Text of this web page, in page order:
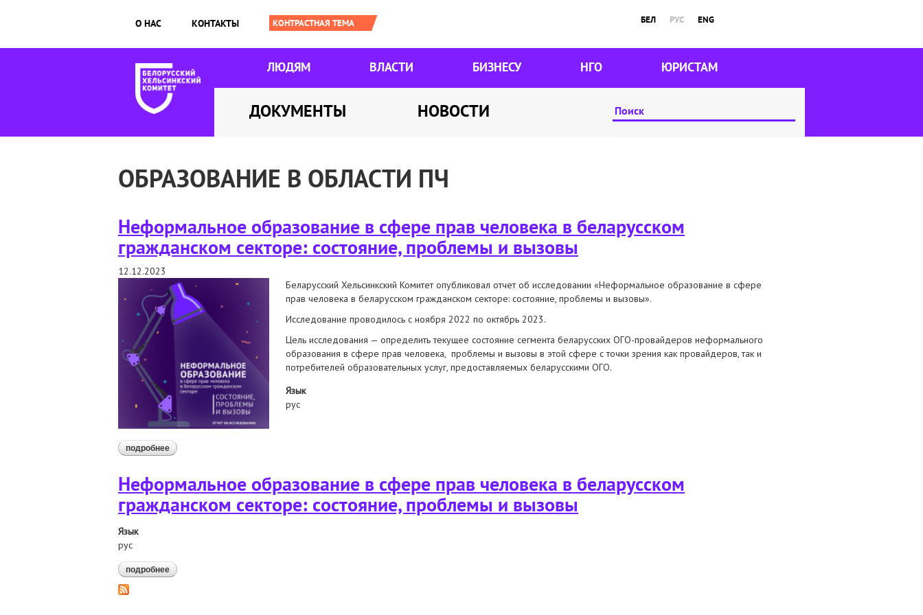
О НАС КОНТАКТЫ БЕЛ РУС ENG
ЛЮДЯМ ВЛАСТИ БИЗНЕСУ НГО ЮРИСТАМ
ДОКУМЕНТЫ НОВОСТИ
ОБРАЗОВАНИЕ В ОБЛАСТИ ПЧ
Неформальное образование в сфере прав человека в беларусском
гражданском секторе: состояние, проблемы и вызовы
12.12.2023
Беларусский Хельсинкский Комитет опубликовал отчет об исследовании «Неформальное образование в сфере
прав человека в беларусском гражданском секторе: состояние, проблемы и вызовы».
Исследование проводилось с ноября 2022 по октябрь 2023.
Цель исследования — определить текущее состояние сегмента беларусских ОГО-провайдеров неформального
образования в сфере прав человека, проблемы и вызовы в этой сфере с точки зрения как провайдеров, так и
потребителей образовательных услуг, предоставляемых беларусскими ОГО.
Язык
рус
подробнее о неформальное образование в сфере прав человека в беларусском гражданском секторе: состояние, проблемы и вызовы
Неформальное образование в сфере прав человека в беларусском
гражданском секторе: состояние, проблемы и вызовы
Язык
рус
подробнее о неформальное образование в сфере прав человека в беларусском гражданском секторе: состояние, проблемы и вызовы